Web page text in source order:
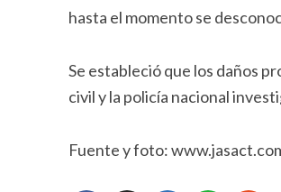
hasta el momento se
Se estableció que los daños
civil y la policía nacional
Fuente y foto: